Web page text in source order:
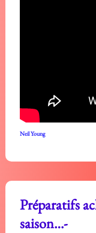
Neil Young
Préparatifs
saison…-